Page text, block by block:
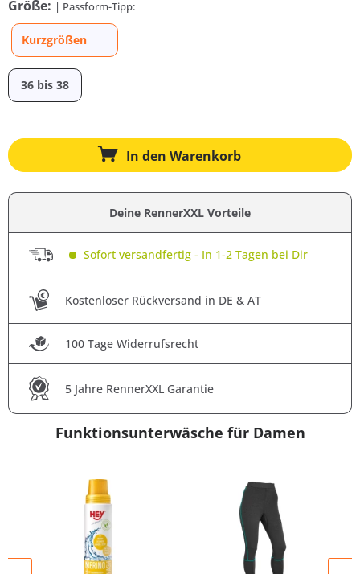
Größe: | Passform-Tipp:
Kurzgrößen
36 bis 38
In den Warenkorb
Deine RennerXXL Vorteile
Sofort versandfertig - In 1-2 Tagen bei Dir
Kostenloser Rückversand in DE & AT
100 Tage Widerrufsrecht
5 Jahre RennerXXL Garantie
Funktionsunterwäsche für Damen